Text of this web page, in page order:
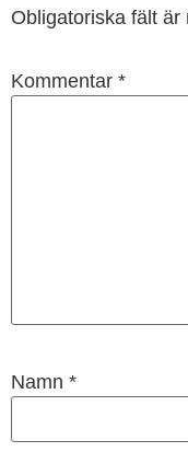
Obligatoriska fält är
Kommentar *
Namn *